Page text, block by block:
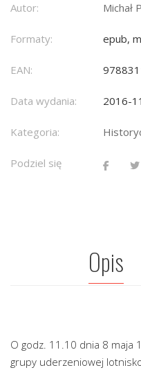
Autor: Michał
Formaty: epub,
EAN:
Data wydania: 2016-
Kategoria:
Podziel się
Opis
O godz. 11.10 dnia 8 maja
grupy uderzeniowej